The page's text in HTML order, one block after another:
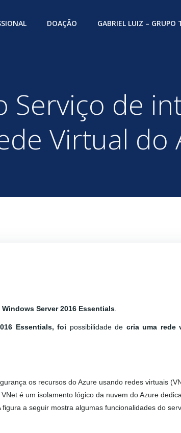
DOAÇÃO GABRIEL LUIZ – GRUPO
Serviço de
Virtual do
Server 2016 Essentials
Essentials, foi possibilidade de cria uma rede
os recursos do Azure usando redes virtuais
é um isolamento lógico da nuvem do Azure
a seguir mostra algumas funcionalidades do